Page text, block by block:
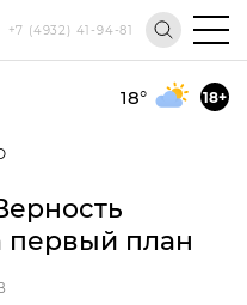
+7 (4932) 41-94-81
18° 18+
первый план